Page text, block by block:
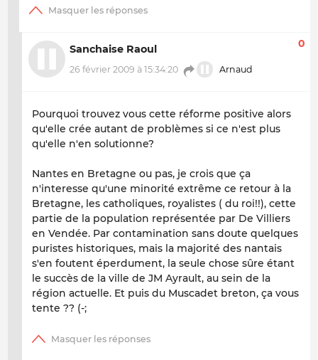
Sanchaise Raoul
26 février 2009 à 15:34:20 Arnaud
0
Pourquoi trouvez vous cette réforme positive alors
qu'elle crée autant de problèmes si ce n'est plus
qu'elle n'en solutionne?
Nantes en Bretagne ou pas, je crois que ça
n'interesse qu'une minorité extrême ce retour à la
Bretagne, les catholiques, royalistes ( du roi!!), cette
partie de la population représentée par De Villiers
en Vendée. Par contamination sans doute quelques
puristes historiques, mais la majorité des nantais
s'en foutent éperdument, la seule chose sûre étant
le succès de la ville de JM Ayrault, au sein de la
région actuelle. Et puis du Muscadet breton, ça vous
tente ?? (-;